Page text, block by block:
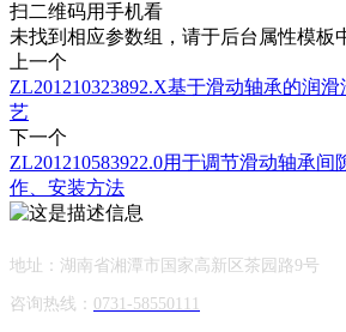
扫二维码用手机看
未找到相应参数组，请于后台属性模板
上一个
ZL201210323892.X基于滑动轴承的润
艺
下一个
ZL201210583922.0用于调节滑动轴承间
作、安装方法
地址：湖南省湘潭市国家高新区茶园路9号
咨询热线： 0731-58550111